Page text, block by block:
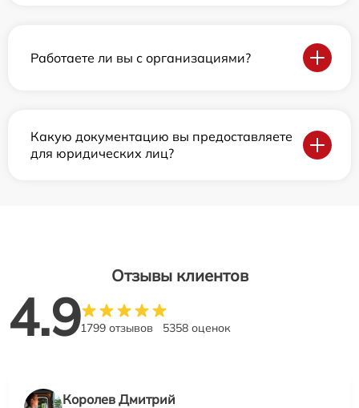
Работаете ли вы с организациями?
Какую документацию вы предоставляете
для юридических лиц?
Отзывы клиентов
4.91799 отзывов 5358 оценок
Королев Дмитрий